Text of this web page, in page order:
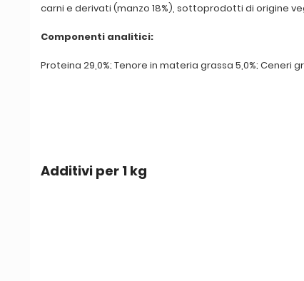
carni e derivati (manzo 18%), sottoprodotti di origine
Componenti analitici:
Proteina 29,0%; Tenore in materia grassa 5,0%; Ceneri
Additivi per 1 kg